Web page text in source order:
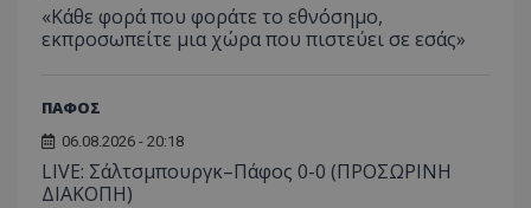
«Κάθε φορά που φοράτε το εθνόσημο,
εκπροσωπείτε μια χώρα που πιστεύει σε εσάς»
ΠΑΦΟΣ
06.08.2026 - 20:18
LIVE: Σάλτσμπουργκ–Πάφος 0-0 (ΠΡΟΣΩΡΙΝΗ
ΔΙΑΚΟΠΗ)